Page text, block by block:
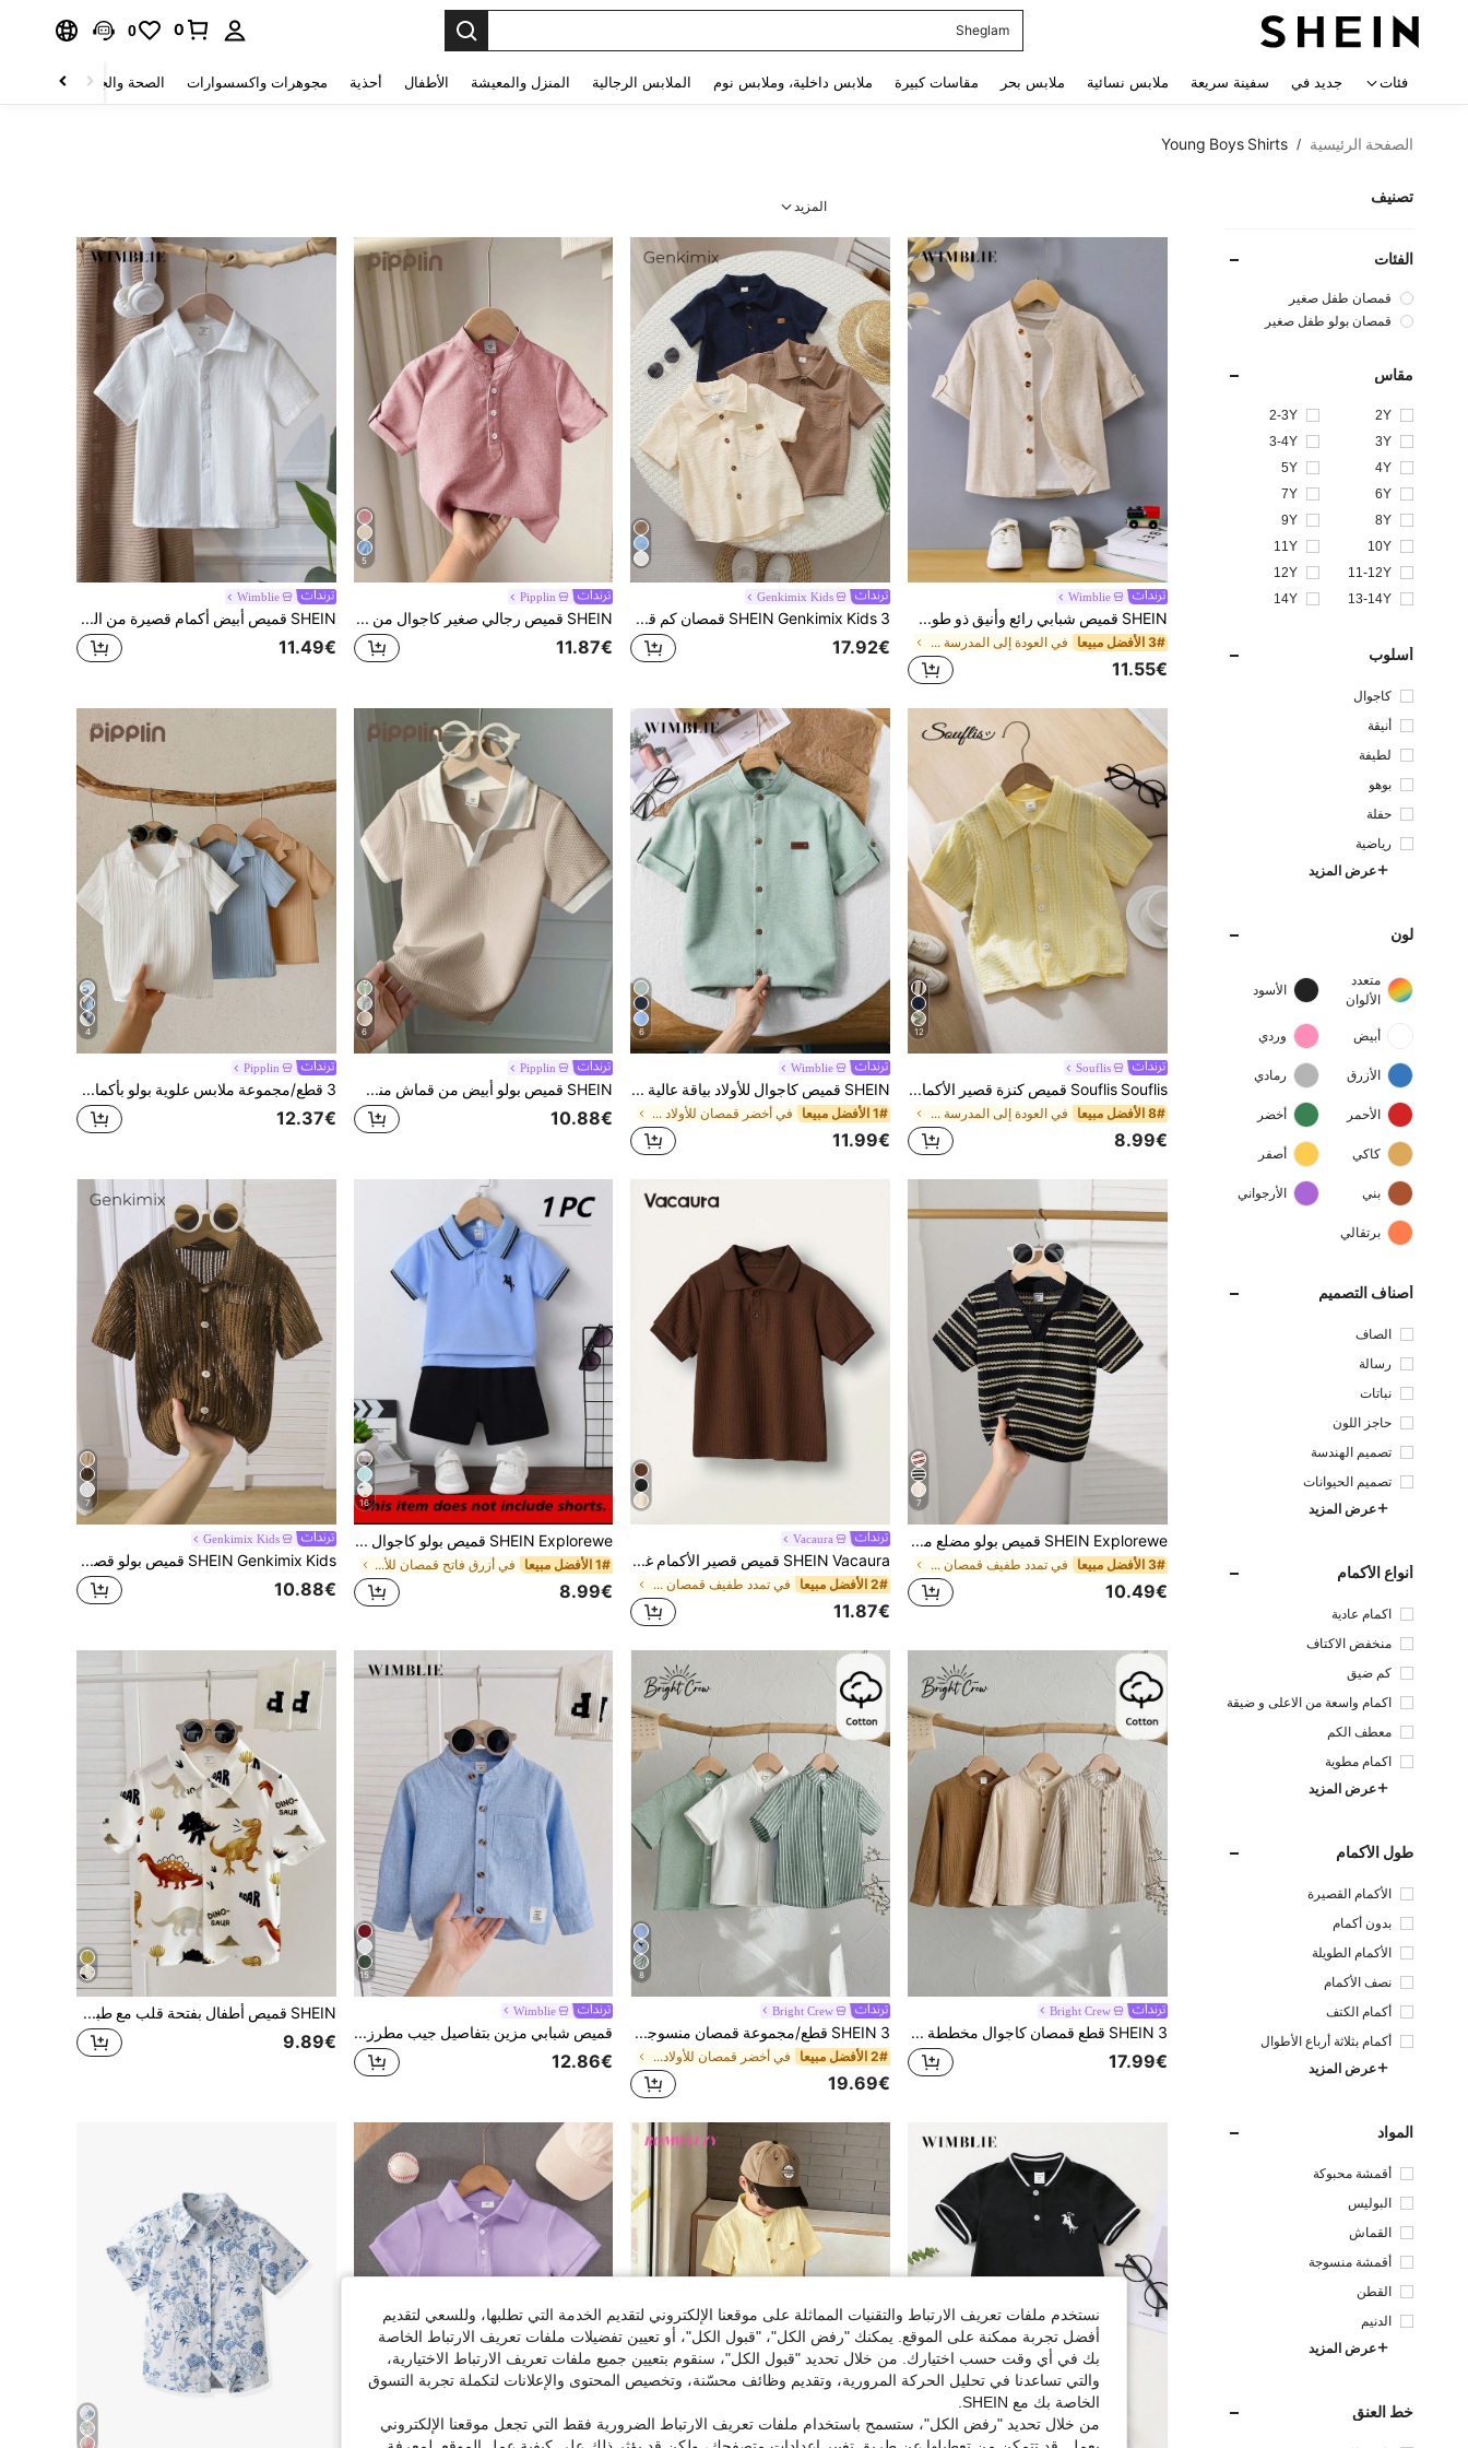
Sheglam
0
0
فئات جديد في سفينة سريعة ملابس نسائية ملابس بحر مقاسات كبيرة ملابس داخلية، وملابس نوم الملابس الرجالية المنزل والمعيشة الأطفال أحذية مجوهرات واكسسوارات الصحة والجمال
الصفحة الرئيسية /
Young Boys Shirts
تصنيف
الفئات
قمصان طفل صغير
قمصان بولو طفل صغير
مقاس
2Y
2-3Y
3Y
3-4Y
4Y
5Y
6Y
7Y
8Y
9Y
10Y
11Y
11-12Y
12Y
13-14Y
14Y
أسلوب
كاجوال
أنيقة
لطيفة
بوهو
حفلة
رياضية
عرض المزيد
لون
متعدد
الألوان
الأسود
أبيض وردي
الأزرق رمادي
الأحمر أخضر
كاكي أصفر
بني الأرجواني
برتقالي
أصناف التصميم
الصاف
رسالة
نباتات
حاجز اللون
تصميم الهندسة
تصميم الحيوانات
عرض المزيد
أنواع الأكمام
اكمام عادية
منخفض الاكتاف
كم ضيق
اكمام واسعة من الاعلى و ضيقة
معطف الكم
اكمام مطوية
عرض المزيد
طول الأكمام
الأكمام القصيرة
بدون أكمام
الأكمام الطويلة
نصف الأكمام
أكمام الكتف
أكمام بثلاثة أرباع الأطوال
عرض المزيد
المواد
أقمشة محبوكة
البوليس
القماش
أقمشة منسوجة
القطن
الدنيم
عرض المزيد
خط العنق
المزيد
Wimblie
SHEIN قميص شبابي رائع وأنيق ذو طوق واسع وأكمام قصيرة
3# الأفضل مبيعا في العودة إلى المدرسة قمصان للأولاد الصغار
11.55€
Genkimix Kids
SHEIN Genkimix Kids 3 قمصان كم قصير كلاسيكية للأولاد الصغار، باللون الأزرق الداكن والبيج والبني، مع رقعة طوق مطابقة للقماش، مفصلة ومتعددة الاستخدامات للارتداء اليومي والخارجي والمدرسة
17.92€
5
Pipplin
SHEIN قميص رجالي صغير كاجوال من الأطفال قطعة واحدة، متفرج، سادة، بياقة عالية، قصير الأكمام
11.87€
Wimblie
SHEIN قميص أبيض أكمام قصيرة من القطن والكتان مناسب للشباب، متعدد الاستخدامات للاستعمال اليومي
11.49€
12
Souflis
Souflis Souflis قميص كنزة قصير الأكمام مبطن بالكريب، غير متماثل، كاجوال للصيف للأولاد
8# الأفضل مبيعا في العودة إلى المدرسة قمصان للأولاد الصغار
8.99€
6
Wimblie
SHEIN قميص كاجوال للأولاد بياقة عالية وأكمام قصيرة، لون أخضر نعناعي
1# الأفضل مبيعا في أخضر قمصان للأولاد الصغار
11.99€
6
Pipplin
SHEIN قميص بولو أبيض من قماش منسوج للأولاد الصغار، كاجوال، مريح، أنيق، متعدد الاستخدامات، قماش ناعم، مناسب للارتداء اليومي، السفر، الخارج، حفلات العطلات، عطلة الصيف على الشاطئ، الربيع/الصيف
10.88€
4
Pipplin
3 قطع/مجموعة ملابس علوية بولو بأكمام قصيرة وقميص علوي كاجوال متعدد الاستخدامات بأسلوب عطلة للأولاد الصغار في الربيع/الصيف
12.37€
7
SHEIN Explorewe قميص بولو مضلع مربع بياقة على شكل V للأولاد الشباب لارتداء المدرسة، قطعة واحدة
3# الأفضل مبيعا في تمدد طفيف قمصان بولو للأولاد الصغار
10.49€
Vacaura
SHEIN Vacaura قميص قصير الأكمام غير رسمي فضفاض ذو ياقة بولو لون أحادي للأولاد في الصيف
2# الأفضل مبيعا في تمدد طفيف قمصان بولو للأولاد الصغار
11.87€
16
SHEIN Explorewe قميص بولو كاجوال قصير الأكمام مخطط للأولاد في الصيف
1# الأفضل مبيعا في أزرق فاتح قمصان للأولاد الصغار
8.99€
7
Genkimix Kids
SHEIN Genkimix Kids قميص بولو قصير الأكمام بياقة مزخرفة للأولاد، كاجوال ريترو ريفي للعطلات الصيفية، لون بني كاكي مريح وقابل للتنفس
10.88€
Bright Crew
SHEIN 3 قطع قمصان كاجوال مخططة بأكمام طويلة للأولاد الصغار (كتل لون بيج، 3 قطع) - مناسبة للارتداء اليومي، فصل الخريف وموسم العودة إلى المدرسة
17.99€
8
Bright Crew
SHEIN 3 قطع/مجموعة قمصان منسوجة بأكمام قصيرة وياقة مخططة كاجوال للأولاد الصغار، متعددة الاستخدامات للصيف والمطابقة العائلية والمدرسة والعطلات والتجمعات
2# الأفضل مبيعا في أخضر قمصان للأولاد الصغار
19.69€
15
Wimblie
قميص شبابي مزين بتفاصيل جيب مطرزة بالحرف، أنيق للخريف/الشتاء
12.86€
SHEIN قميص أطفال بفتحة قلب مع طبعة ديناصور كرتونية كلاسيكية وارتداء مريح، مناسب للارتداء اليومي خلال فصلي الربيع والصيف
9.89€
4
12
نستخدم ملفات تعريف الارتباط والتقنيات المماثلة على موقعنا الإلكتروني لتقديم الخدمة التي تطلبها، وللسعي لتقديم
أفضل تجربة ممكنة على الموقع. يمكنك "رفض الكل"، "قبول الكل"، أو تعيين تفضيلات ملفات تعريف الارتباط الخاصة
بك في أي وقت حسب اختيارك. من خلال تحديد "قبول الكل"، سنقوم بتعيين جميع ملفات تعريف الارتباط الاختيارية،
والتي تساعدنا في تحليل الحركة المرورية، وتقديم وظائف محسّنة، وتخصيص المحتوى والإعلانات لتكملة تجربة التسوق
الخاصة بك مع SHEIN.
من خلال تحديد "رفض الكل"، ستسمح باستخدام ملفات تعريف الارتباط الضرورية فقط التي تجعل موقعنا الإلكتروني